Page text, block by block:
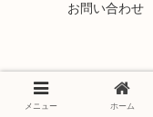
お問い合わせ
メニュー ホーム